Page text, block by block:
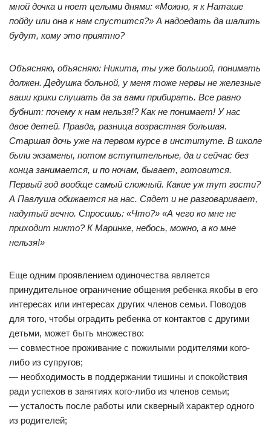
мной дочка и ноет целыми днями: «Можно, я к Наташе
пойду или она к нам спустится?» А надоедать да шалить
будут, кому это приятно?
Объясняю, объясняю: Никита, ты уже большой, понимать
должен. Дедушка больной, у меня тоже нервы не железные
ваши крики слушать да за вами прибирать. Все равно
бубнит: почему к нам нельзя!? Как не понимает! У нас
двое детей. Правда, разница возрастная большая.
Старшая дочь уже на первом курсе в институте. В школе
были экзамены, потом вступительные, да и сейчас без
конца занимается, и по ночам, бывает, готовится.
Первый год вообще самый сложный. Какие уж тут гости?
А Павлуша обижается на нас. Сядет и не разговаривает,
надутый вечно. Спросишь: «Что?» «А чего ко мне не
приходит никто? К Маринке, небось, можно, а ко мне
нельзя!»
Еще одним проявлением одиночества является
принудительное ограничение общения ребенка якобы в его
интересах или интересах других членов семьи. Поводов
для того, чтобы оградить ребенка от контактов с другими
детьми, может быть множество:
— совместное проживание с пожилыми родителями кого-
либо из супругов;
— необходимость в поддержании тишины и спокойствия
ради успехов в занятиях кого-либо из членов семьи;
— усталость после работы или скверный характер одного
из родителей;